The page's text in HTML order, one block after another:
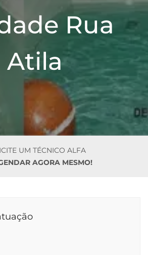
Rua
Atila
UM TÉCNICO ALFA
AGORA MESMO!